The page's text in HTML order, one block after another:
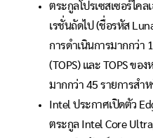
ตระกูลโปรเซสเซอร์ไค
เรชั่นถัดไป (ชื่อรหัส
การดำเนินการมากกว่า
(TOPS) และ TOPS ขอ
มากกว่า 45 รายการสำ
Intel ประกาศเปิดตัว
ตระกูล Intel Core